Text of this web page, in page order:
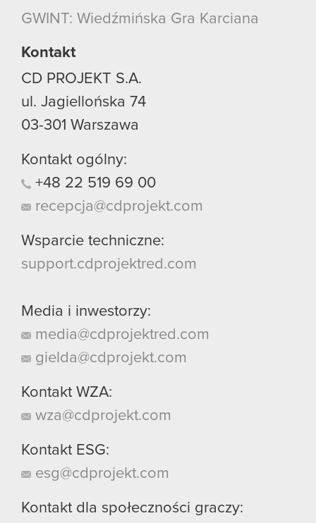
używanie plików cookie.
GWINT: Wiedźmińska Gra Karciana
Kontakt
CD PROJEKT S.A.
ul. Jagiellońska 74
03-301 Warszawa
Kontakt ogólny:
+48 22 519 69 00
recepcja@cdprojekt.com
Wsparcie techniczne:
support.cdprojektred.com
Media i inwestorzy:
media@cdprojektred.com
gielda@cdprojekt.com
Kontakt WZA:
wza@cdprojekt.com
Kontakt ESG:
esg@cdprojekt.com
Kontakt dla społeczności graczy: